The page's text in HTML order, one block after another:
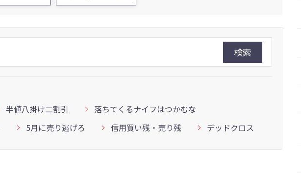
検索
半値八掛け二割引
落ちてくるナイフはつかむな
5月に売り逃げろ 信用買い残・売り残 デッドクロス